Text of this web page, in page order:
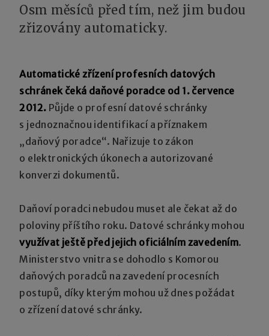
Osm měsíců před tím, než jim budou
zřizovány automaticky.
Automatické zřízení profesních datových
schránek čeká daňové poradce od 1. července
2012. Půjde o profesní datové schránky
s jednoznačnou identifikací a příznakem
„daňový poradce“. Nařizuje to zákon
o elektronických úkonech a autorizované
konverzi dokumentů.
Daňoví poradci nebudou muset ale čekat až do
poloviny příštího roku. Datové schránky mohou
využívat ještě před jejich oficiálním zavedením.
Ministerstvo vnitra se dohodlo s Komorou
daňových poradců na zavedení procesních
postupů, díky kterým mohou už dnes požádat
o zřízení datové schránky.